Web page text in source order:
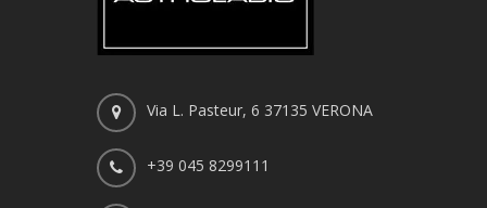
Via L. Pasteur, 6 37135 VERONA
+39 045 8299111